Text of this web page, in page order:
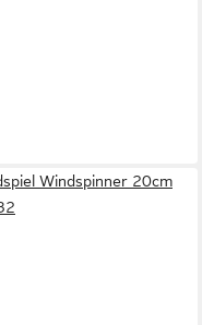
Windspinner 20cm